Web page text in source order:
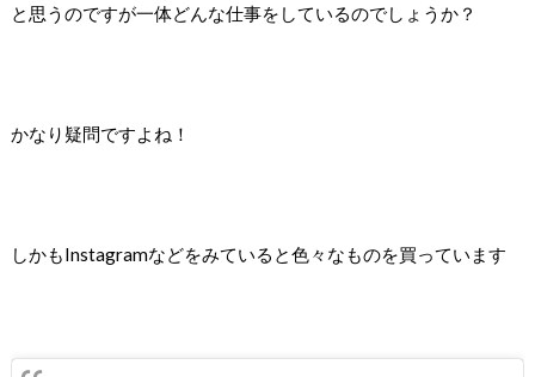
と思うのですが一体どんな仕事をしているのでしょうか？
かなり疑問ですよね！
しかもInstagramなどをみていると色々なものを買っています